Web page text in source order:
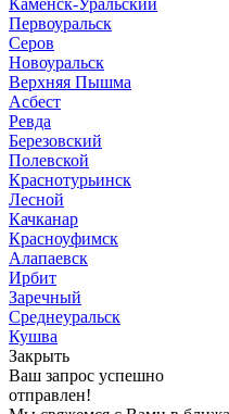
Каменск-Уральский
Первоуральск
Серов
Новоуральск
Верхняя Пышма
Асбест
Ревда
Березовский
Полевской
Краснотурьинск
Лесной
Качканар
Красноуфимск
Алапаевск
Ирбит
Заречный
Среднеуральск
Кушва
Закрыть
Ваш запрос успешно
отправлен!